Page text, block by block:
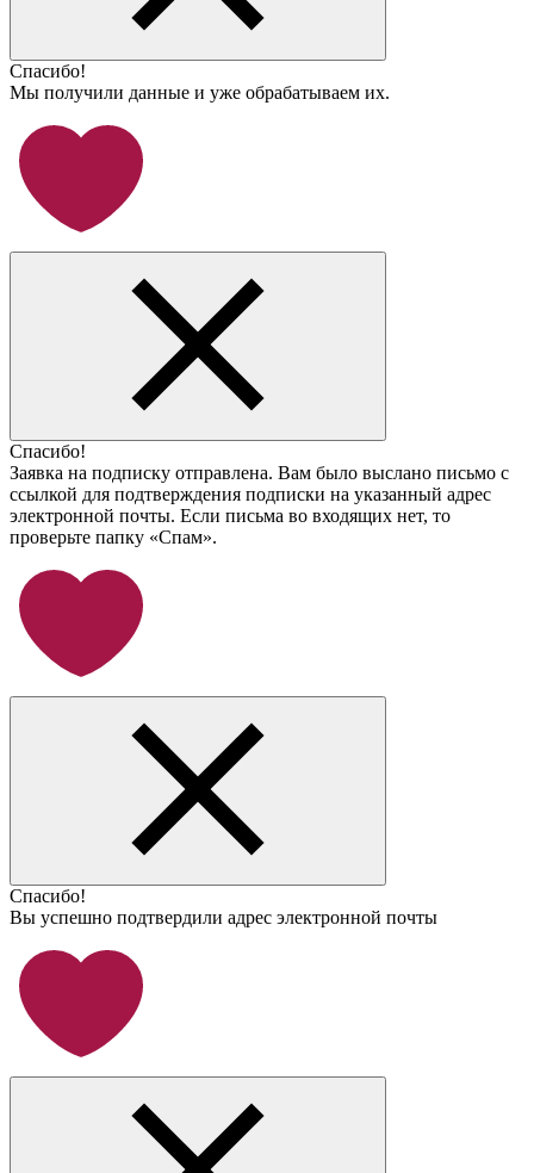
Спасибо!
Мы получили данные и уже обрабатываем их.
Спасибо!
Заявка на подписку отправлена. Вам было выслано письмо с
ссылкой для подтверждения подписки на указанный адрес
электронной почты. Если письма во входящих нет, то
проверьте папку «Спам».
Спасибо!
Вы успешно подтвердили адрес электронной почты